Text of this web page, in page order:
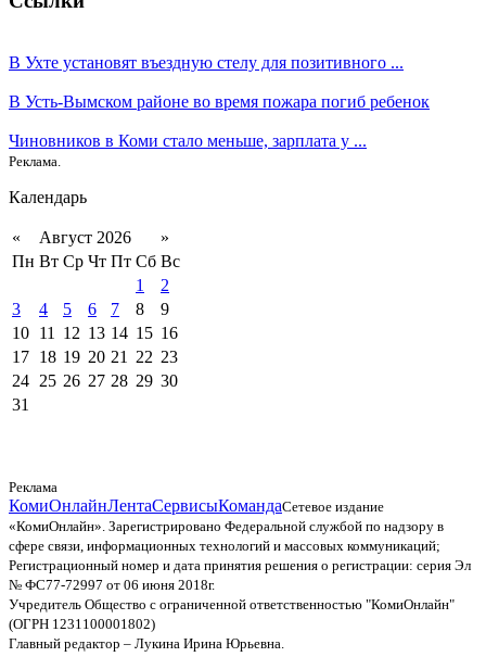
В Ухте установят въездную стелу для позитивного ...
В Усть-Вымском районе во время пожара погиб ребенок
Чиновников в Коми стало меньше, зарплата у ...
Реклама.
Календарь
« Август 2026
»
Пн Вт Ср Чт Пт Сб Вс
1
2
3
4 5 6 7 8
9
10 11 12 13 14 15 16
17 18 19 20 21 22 23
24 25 26 27 28 29 30
31
Реклама
КомиОнлайнЛентаСервисыКомандаСетевое издание
«КомиОнлайн». Зарегистрировано Федеральной службой по надзору в
сфере связи, информационных технологий и массовых коммуникаций;
Регистрационный номер и дата принятия решения о регистрации: серия Эл
№ ФС77-72997 от 06 июня 2018г.
Учредитель Общество с ограниченной ответственностью "КомиОнлайн"
(ОГРН 1231100001802)
Главный редактор – Лукина Ирина Юрьевна.